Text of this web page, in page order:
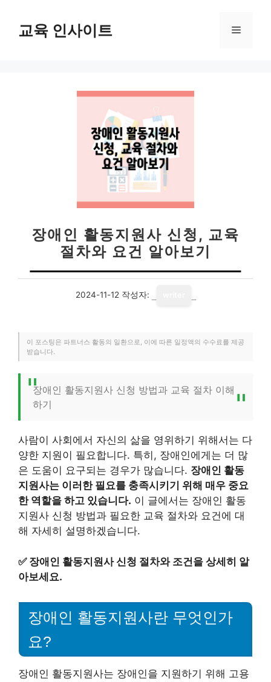
교육 인사이트 메
장애인 활동지원사 신청, 교육
절차와 요건 알아보기
2024-11-12 작성자:
이 포스팅은 파트너스 활동의 일환으로, 이에 따른 일정액의 수수료를 제공
받습니다.
장애인 활동지원사 신청 방법과 교육 절차 이해
하기
사람이 사회에서 자신의 삶을 영위하기 위해서는 다
양한 지원이 필요합니다. 특히, 장애인에게는 더 많
은 도움이 요구되는 경우가 많습니다. 장애인 활동
지원사는 이러한 필요를 충족시키기 위해 매우 중요
한 역할을 하고 있습니다. 이 글에서는 장애인 활동
지원사 신청 방법과 필요한 교육 절차와 요건에 대
해 자세히 설명하겠습니다.
✅ 장애인 활동지원사 신청 절차와 조건을 상세히 알
아보세요.
장애인 활동지원사란 무엇인가
요?
장애인 활동지원사는 장애인을 지원하기 위해 고용